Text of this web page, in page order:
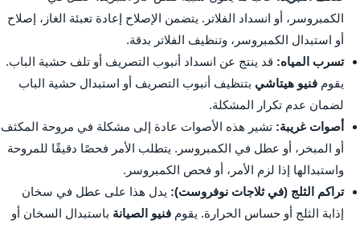
الكمبروسر، أو انسداد الفلاتر. يتضمن الإصلاح إعادة تعبئة الغاز، إصلاح
أو استبدال الكمبروسر، وتنظيف الفلاتر بدقة.
تسرب المياه: قد ينتج عن انسداد أنبوب التصريف أو تلف حشية الباب.
يقوم فنيو هيتاشي بتنظيف أنبوب التصريف أو استبدال حشية الباب
لضمان عدم تكرار المشكلة.
أصوات غريبة: تشير هذه الأصوات عادة إلى مشكلة في مروحة المكثف
أو المبخر، أو عطل في الكمبروسر. يتطلب الأمر فحصًا دقيقًا للمروحة
واستبدالها إذا لزم الأمر، أو فحص الكمبروسر.
تراكم الثلج (في ثلاجات نوفروست): يدل هذا على عطل في سخان
إذابة الثلج أو حساس الحرارة. يقوم فنيو الصيانة باستبدال السخان أو